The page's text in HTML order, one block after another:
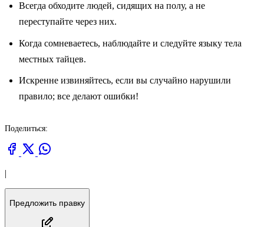
Всегда обходите людей, сидящих на полу, а не
переступайте через них.
Когда сомневаетесь, наблюдайте и следуйте языку тела
местных тайцев.
Искренне извиняйтесь, если вы случайно нарушили
правило; все делают ошибки!
Поделиться:
|
Предложить правку